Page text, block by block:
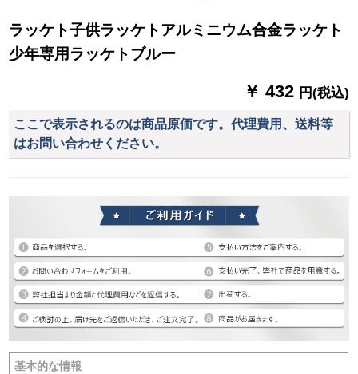
ラッケト子供ラッケトアルミニウム合金ラッケト
少年専用ラッケトブルー
￥ 432 円(税込)
ここで表示されるのは商品原価です。代理費用、送料等
はお問い合わせください。
基本的な情報